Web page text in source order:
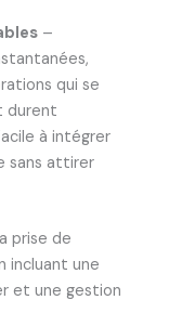
–
qui se
durent
à intégrer
sans attirer
prise de
incluant une
et une gestion